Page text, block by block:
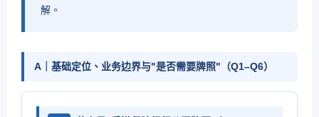
解。
A｜基础定位、业务边界与"是否需要牌照"（Q1–Q6）